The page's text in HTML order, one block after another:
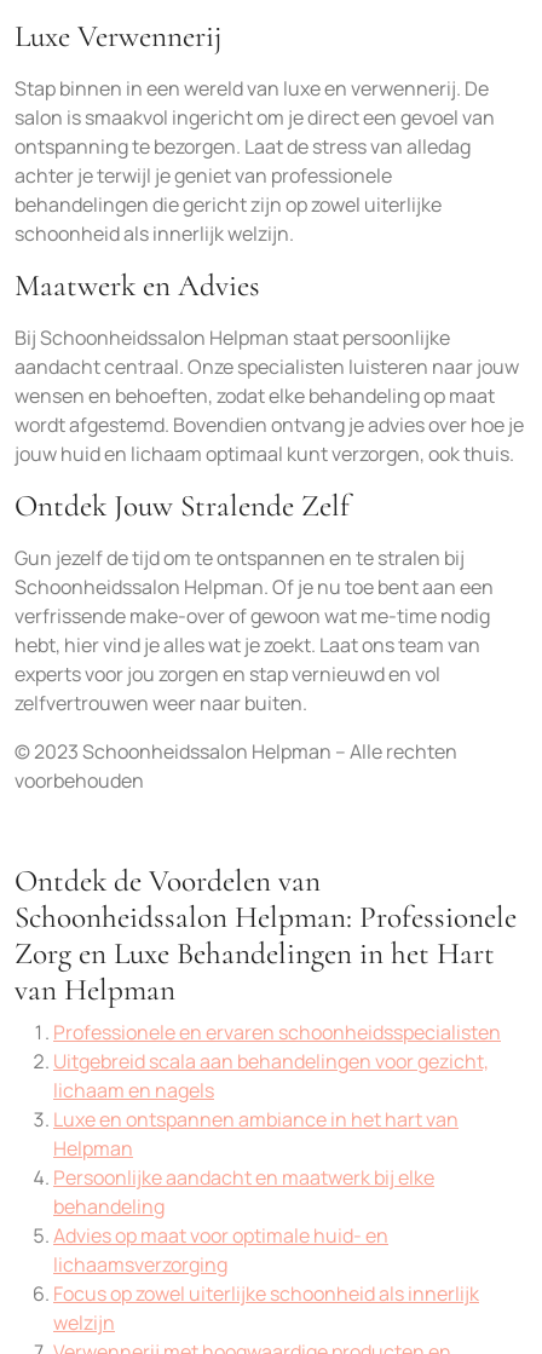
Luxe Verwennerij
Stap binnen in een wereld van luxe en verwennerij. De
salon is smaakvol ingericht om je direct een gevoel van
ontspanning te bezorgen. Laat de stress van alledag
achter je terwijl je geniet van professionele
behandelingen die gericht zijn op zowel uiterlijke
schoonheid als innerlijk welzijn.
Maatwerk en Advies
Bij Schoonheidssalon Helpman staat persoonlijke
aandacht centraal. Onze specialisten luisteren naar jouw
wensen en behoeften, zodat elke behandeling op maat
wordt afgestemd. Bovendien ontvang je advies over hoe je
jouw huid en lichaam optimaal kunt verzorgen, ook thuis.
Ontdek Jouw Stralende Zelf
Gun jezelf de tijd om te ontspannen en te stralen bij
Schoonheidssalon Helpman. Of je nu toe bent aan een
verfrissende make-over of gewoon wat me-time nodig
hebt, hier vind je alles wat je zoekt. Laat ons team van
experts voor jou zorgen en stap vernieuwd en vol
zelfvertrouwen weer naar buiten.
© 2023 Schoonheidssalon Helpman – Alle rechten
voorbehouden
Ontdek de Voordelen van
Schoonheidssalon Helpman: Professionele
Zorg en Luxe Behandelingen in het Hart
van Helpman
Professionele en ervaren schoonheidsspecialisten
Uitgebreid scala aan behandelingen voor gezicht,
lichaam en nagels
Luxe en ontspannen ambiance in het hart van
Helpman
Persoonlijke aandacht en maatwerk bij elke
behandeling
Advies op maat voor optimale huid- en
lichaamsverzorging
Focus op zowel uiterlijke schoonheid als innerlijk
welzijn